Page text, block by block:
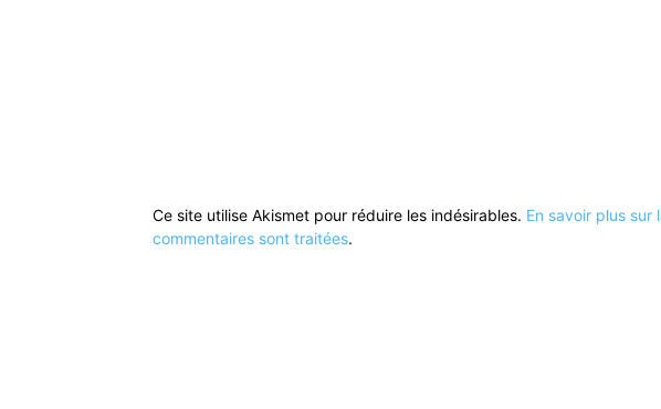
Ce site utilise Akismet pour réduire les indésirables. En savoir plus
commentaires sont traitées.